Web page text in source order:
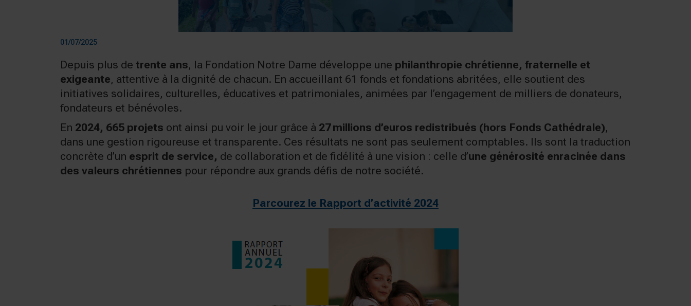
01/07/2025
Depuis plus de trente ans, la Fondation Notre Dame développe une philanthropie chrétienne, fraternelle et
exigeante, attentive à la dignité de chacun. En accueillant 61 fonds et fondations abritées, elle soutient des
initiatives solidaires, culturelles, éducatives et patrimoniales, animées par l’engagement de milliers de donateurs,
fondateurs et bénévoles.
En 2024, 665 projets ont ainsi pu voir le jour grâce à 27 millions d’euros redistribués (hors Fonds Cathédrale),
dans une gestion rigoureuse et transparente. Ces résultats ne sont pas seulement comptables. Ils sont la traduction
concrète d’un esprit de service, de collaboration et de fidélité à une vision : celle d’une générosité enracinée dans
des valeurs chrétiennes pour répondre aux grands défis de notre société.
Parcourez le Rapport d’activité 2024